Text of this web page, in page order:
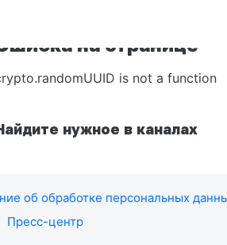
на странице
is not a function
нужное в каналах
об обработке персональных
Пресс-центр